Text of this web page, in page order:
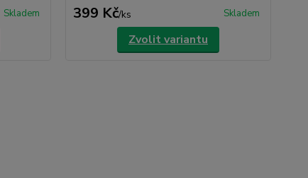
Skladem 399 Kč/ks Skladem
Zvolit variantu